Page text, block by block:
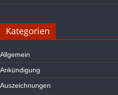
Kategorien
Allgemein
Ankündigung
Auszeichnungen